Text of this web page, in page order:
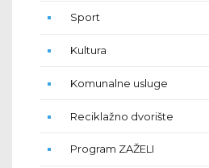
Sport
Kultura
Komunalne usluge
Reciklažno dvorište
Program ZAŽELI